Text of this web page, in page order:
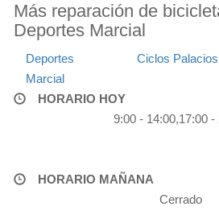
Más reparación de
Deportes Marcial
Deportes
Marcial
Ciclos Palacios
HORARIO HOY
9:00 - 14:00,17:00 -
HORARIO MAÑANA
Cerrado